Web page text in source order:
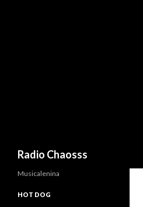
Radio Chaosss
Musicalenina
HOT DOG